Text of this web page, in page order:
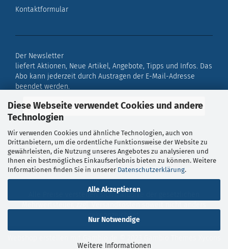
Diese Webseite verwendet Cookies und andere
Technologien
Wir verwenden Cookies und ähnliche Technologien, auch von
Drittanbietern, um die ordentliche Funktionsweise der Website zu
gewährleisten, die Nutzung unseres Angebotes zu analysieren und
Ihnen ein bestmögliches Einkaufserlebnis bieten zu können. Weitere
Informationen finden Sie in unserer Datenschutzerklärung.
Alle Akzeptieren
Nur Notwendige
Weitere Informationen
Kontaktformular
Der Newsletter
liefert Aktionen, Neue Artikel, Angebote, Tipps und Infos. Das
Abo kann jederzeit durch Austragen der E-Mail-Adresse
beendet werden.
Alle Preise verstehen sich inklusive der gesetzlichen
gekennzeichnet.